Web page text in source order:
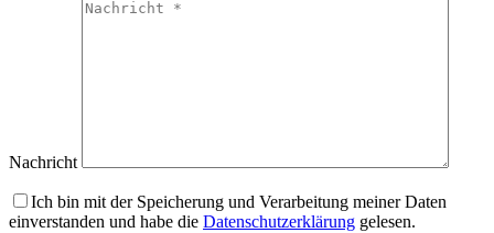
Nachricht
Ich bin mit der Speicherung und Verarbeitung meiner Daten
einverstanden und habe die Datenschutzerklärung gelesen.